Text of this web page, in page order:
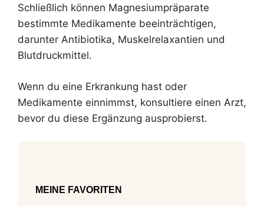
Schließlich können Magnesiumpräparate
bestimmte Medikamente beeinträchtigen,
darunter Antibiotika, Muskelrelaxantien und
Blutdruckmittel.
Wenn du eine Erkrankung hast oder
Medikamente einnimmst, konsultiere einen Arzt,
bevor du diese Ergänzung ausprobierst.
MEINE FAVORITEN